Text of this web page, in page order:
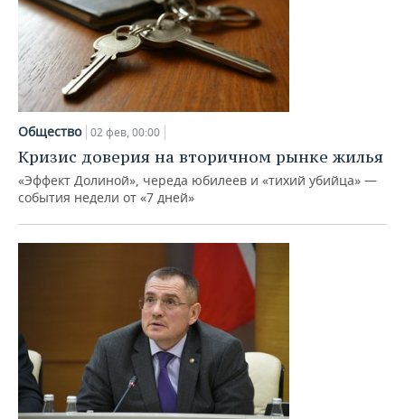
Общество 02 фев, 00:00
Кризис доверия на вторичном рынке жилья
«Эффект Долиной», череда юбилеев и «тихий убийца» —
события недели от «7 дней»